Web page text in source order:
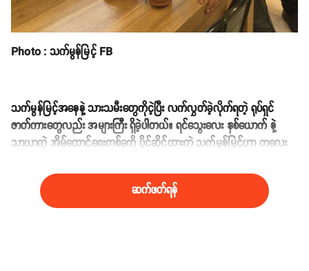
Photo : သက်မွန်မြင့် FB
သက်မွန်မြင့်အနေနဲ့ သားသမီးတွေကိုငဲ့ပြီး လက်လွှတ်ခဲ့လိုက်ရတဲ့ ရုပ်ရှင်
ဇာတ်ကားတွေလည်း အများကြီး ရှိခဲ့ပါတယ်။ ရင်သွေးလေး နှစ်ယောက် နဲ့
သာယာတဲ့ အိမ်ထောင်ရေးတစ်ခုကို ပိုင်ဆိုင်ထားတဲ့ သက်မွန်မြင့်ဟာ ကလေး
ဆက်ဖတ်ရန်